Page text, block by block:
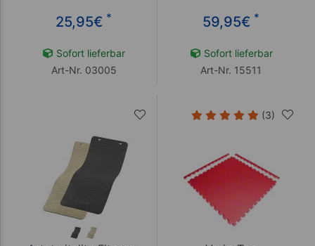
25,95€ *
Sofort lieferbar
Art-Nr. 03005
59,95€ *
Sofort lieferbar
Art-Nr. 15511
(3)